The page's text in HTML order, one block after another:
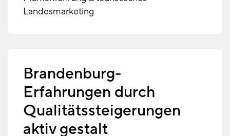
Landesmarketing
Brandenburg-
Erfahrungen durch
Qualitätssteigerungen
aktiv gestalt